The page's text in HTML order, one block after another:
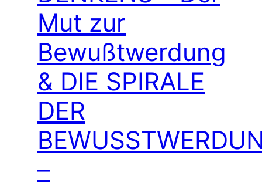
Mut zur
Bewußtwerdung
& DIE SPIRALE
DER
–